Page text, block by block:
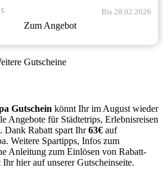
Zum Angebot
Bis 28.02.2026
Gutscheine
Gutschein könnt Ihr im August wieder
Angebote für Städtetrips, Erlebnisreisen
Dank Rabatt spart Ihr63€ auf
Weitere Spartipps, Infos zum
Anleitung zum Einlösen von Rabatt-
hier auf unserer Gutscheinseite.